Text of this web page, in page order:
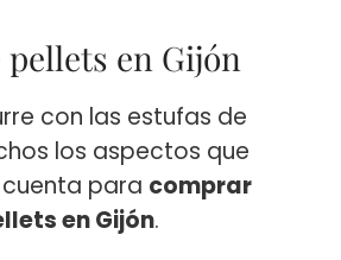
pellets en Gijón
con las estufas de
los aspectos que
para comprar
en Gijón.